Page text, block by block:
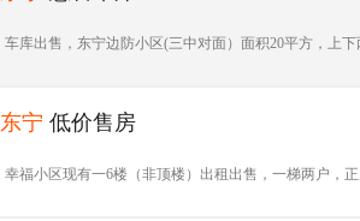
车库出售，东宁边防小区(三中对面）面积20平方，上
东宁 低价售房
幸福小区现有一6楼（非顶楼）出租出售，一梯两户，